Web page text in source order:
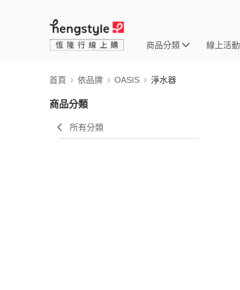
商品分類 線上活動
首頁 依品牌 OASIS 淨水器
商品分類
所有分類